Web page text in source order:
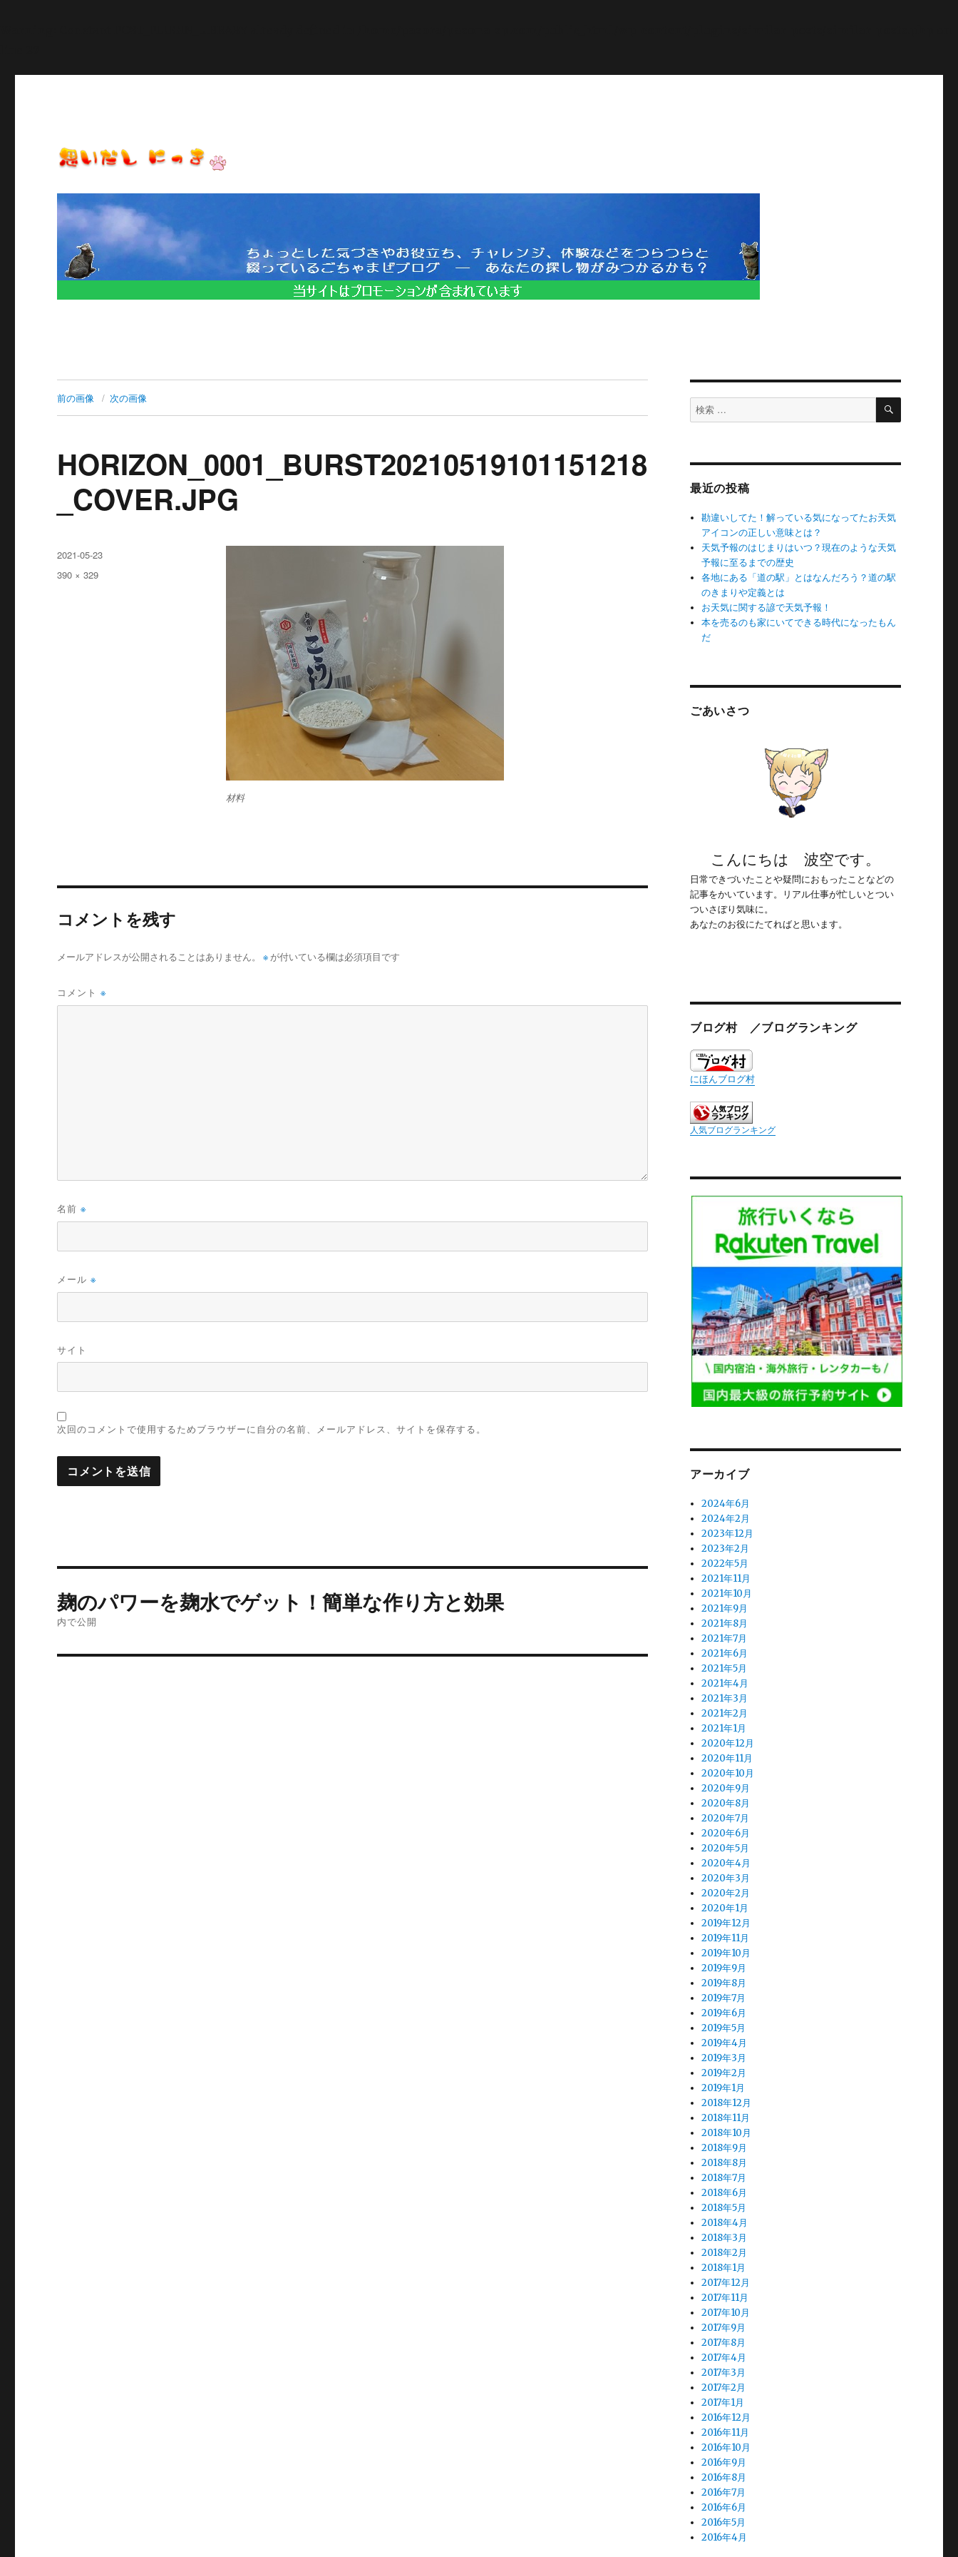
思いだし にっき
前の画像 次の画像
HORIZON_0001_BURST20210519101151218
_COVER.JPG
材料
投
稿
2021-05-23
フ
390 × 329
コメントを残す
メールアドレスが公開されることはありません。 ※ が付いている欄は必須項目です
コメント※
名前※
メール※
サイト
次回のコメントで使用するためブラウザーに自分の名前、メールアドレス、サイトを保存する。
稿
麹のパワーを麹水でゲット！簡単な作り方と効果
内で公開
検
索
検
最近の投稿
勘違いしてた！解っている気になってたお天気
アイコンの正しい意味とは？
天気予報のはじまりはいつ？現在のような天気
予報に至るまでの歴史
各地にある「道の駅」とはなんだろう？道の駅
のきまりや定義とは
お天気に関する諺で天気予報！
本を売るのも家にいてできる時代になったもん
だ
ごあいさつ
こんにちは 波空です。
日常できづいたことや疑問におもったことなどの
記事をかいています。リアル仕事が忙しいとつい
ついさぼり気味に。
あなたのお役にたてればと思います。
ブログ村 ／ブログランキング
にほんブログ村
人気ブログランキング
アーカイブ
2024年6月
2024年2月
2023年12月
2023年2月
2022年5月
2021年11月
2021年10月
2021年9月
2021年8月
2021年7月
2021年6月
2021年5月
2021年4月
2021年3月
2021年2月
2021年1月
2020年12月
2020年11月
2020年10月
2020年9月
2020年8月
2020年7月
2020年6月
2020年5月
2020年4月
2020年3月
2020年2月
2020年1月
2019年12月
2019年11月
2019年10月
2019年9月
2019年8月
2019年7月
2019年6月
2019年5月
2019年4月
2019年3月
2019年2月
2019年1月
2018年12月
2018年11月
2018年10月
2018年9月
2018年8月
2018年7月
2018年6月
2018年5月
2018年4月
2018年3月
2018年2月
2018年1月
2017年12月
2017年11月
2017年10月
2017年9月
2017年8月
2017年4月
2017年3月
2017年2月
2017年1月
2016年12月
2016年11月
2016年10月
2016年9月
2016年8月
2016年7月
2016年6月
2016年5月
2016年4月